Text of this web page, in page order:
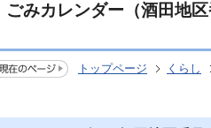
ごみカレンダー（酒田地区
トップページ くらし